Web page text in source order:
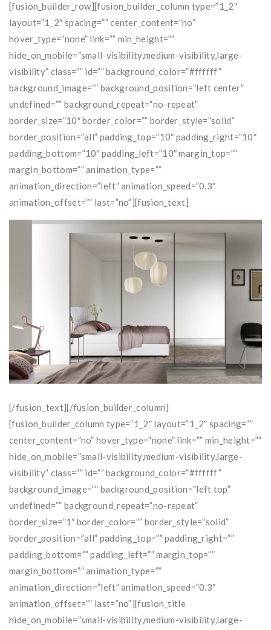
[fusion_builder_row][fusion_builder_column type=”1_2″
layout=”1_2″ spacing=”” center_content=”no”
hover_type=”none” link=”” min_height=””
hide_on_mobile=”small-visibility,medium-visibility,large-
visibility” class=”” id=”” background_color=”#ffffff”
background_image=”” background_position=”left center”
undefined=”” background_repeat=”no-repeat”
border_size=”10″ border_color=”” border_style=”solid”
border_position=”all” padding_top=”10″ padding_right=”10″
padding_bottom=”10″ padding_left=”10″ margin_top=””
margin_bottom=”” animation_type=””
animation_direction=”left” animation_speed=”0.3″
animation_offset=”” last=”no”][fusion_text]
[/fusion_text][/fusion_builder_column]
[fusion_builder_column type=”1_2″ layout=”1_2″ spacing=””
center_content=”no” hover_type=”none” link=”” min_height=””
hide_on_mobile=”small-visibility,medium-visibility,large-
visibility” class=”” id=”” background_color=”#ffffff”
background_image=”” background_position=”left top”
undefined=”” background_repeat=”no-repeat”
border_size=”1″ border_color=”” border_style=”solid”
border_position=”all” padding_top=”” padding_right=””
padding_bottom=”” padding_left=”” margin_top=””
margin_bottom=”” animation_type=””
animation_direction=”left” animation_speed=”0.3″
animation_offset=”” last=”no”][fusion_title
hide_on_mobile=”small-visibility,medium-visibility,large-